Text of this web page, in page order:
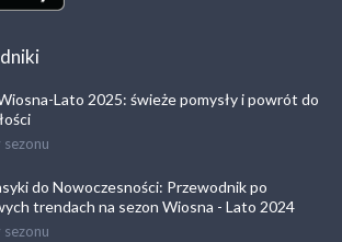
Lato 2025: świeże pomysły i powrót do
do Nowoczesności: Przewodnik po
trendach na sezon Wiosna - Lato 2024